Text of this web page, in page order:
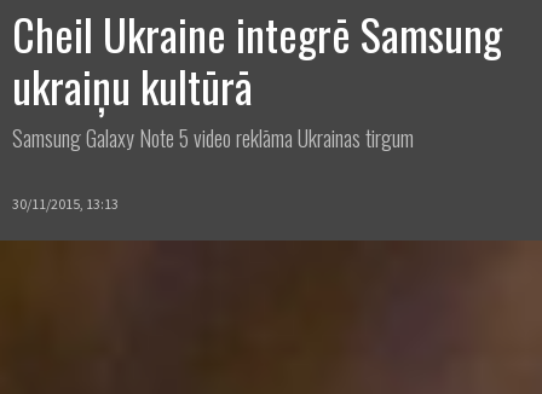
Cheil Ukraine integrē Samsung
ukraiņu kultūrā
Samsung Galaxy Note 5 video reklāma Ukrainas tirgum
30/11/2015, 13:13